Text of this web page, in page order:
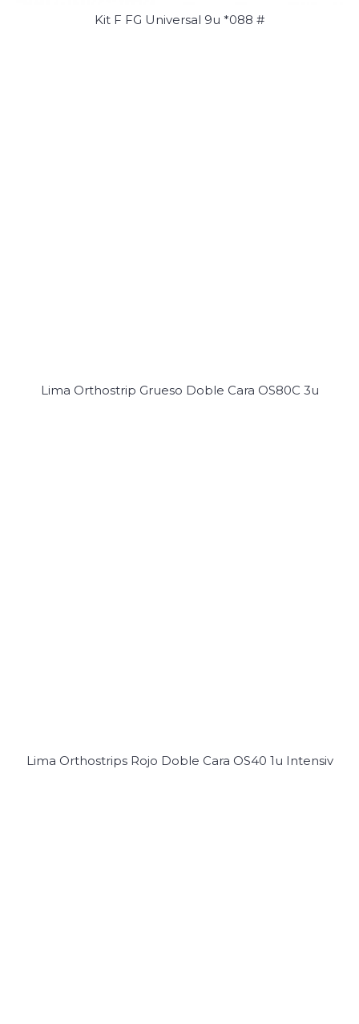
Kit F FG Universal 9u *088 #
Lima Orthostrip Grueso Doble Cara OS80C 3u
Lima Orthostrips Rojo Doble Cara OS40 1u Intensiv